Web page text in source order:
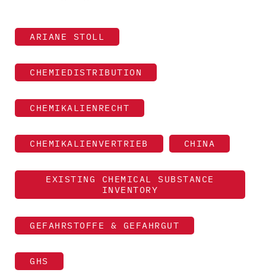
ARIANE STOLL
CHEMIEDISTRIBUTION
CHEMIKALIENRECHT
CHEMIKALIENVERTRIEB CHINA
EXISTING CHEMICAL SUBSTANCE
INVENTORY
GEFAHRSTOFFE & GEFAHRGUT
GHS